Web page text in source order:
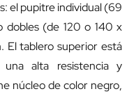
el pupitre individual (69
dobles (de 120 o 140 x
El tablero superior está
alta resistencia y
núcleo de color negro,